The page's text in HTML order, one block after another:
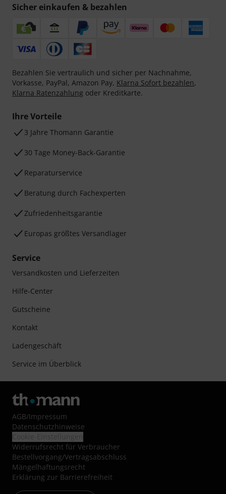
Sicher einkaufen & bezahlen
Bezahlen Sie vertraulich und sicher per Nachnahme,
Vorkasse, PayPal, Amazon Pay, Klarna Sofort bezahlen,
Klarna Ratenzahlung oder Kreditkarte.
Ihre Vorteile
3 Jahre Thomann Garantie
30 Tage Money-Back-Garantie
Reparaturservice
Beratung durch Fachexperten
Zufriedenheitsgarantie
Europas größtes Versandlager
Service
Versandkosten und Lieferzeiten
Hilfe-Center
Gutscheine
Kontakt
Ladengeschäft
Service im Überblick
AGB/Impressum
Datenschutzhinweise
Widerrufsrecht für Verbraucher
Bestellvorgang/Vertragsabschluss
Mängelhaftungsrecht
Erklärung zur Barrierefreiheit